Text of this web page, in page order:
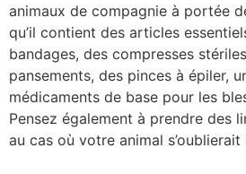
animaux de compagnie à portée
qu’il contient des articles
bandages, des compresses
pansements, des pinces à épiler,
médicaments de base pour les
Pensez également à prendre des
au cas où votre animal